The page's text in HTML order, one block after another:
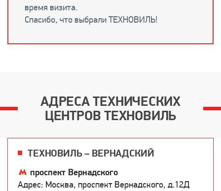
время визита.
Спасибо, что выбрали ТЕХНОВИЛЬ!
АДРЕСА ТЕХНИЧЕСКИХ
ЦЕНТРОВ ТЕХНОВИЛЬ
ТЕХНОВИЛЬ – ВЕРНАДСКИЙ
проспект Вернадского
Адрес: Москва, проспект Вернадского, д.12Д